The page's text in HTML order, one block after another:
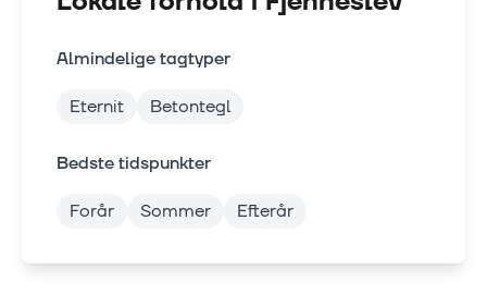
Almindelige tagtyper
Eternit
Betontegl
Bedste tidspunkter
Forår
Sommer Efterår